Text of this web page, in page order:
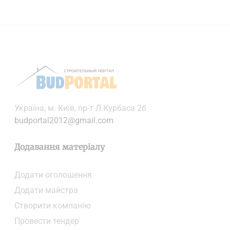
Українa, м. Київ, пр-т Л.Курбаса 2б
budportal2012@gmail.com
Додавання матеріалу
Додати oголошення
Додати майстра
Створити компанiю
Провести тендер